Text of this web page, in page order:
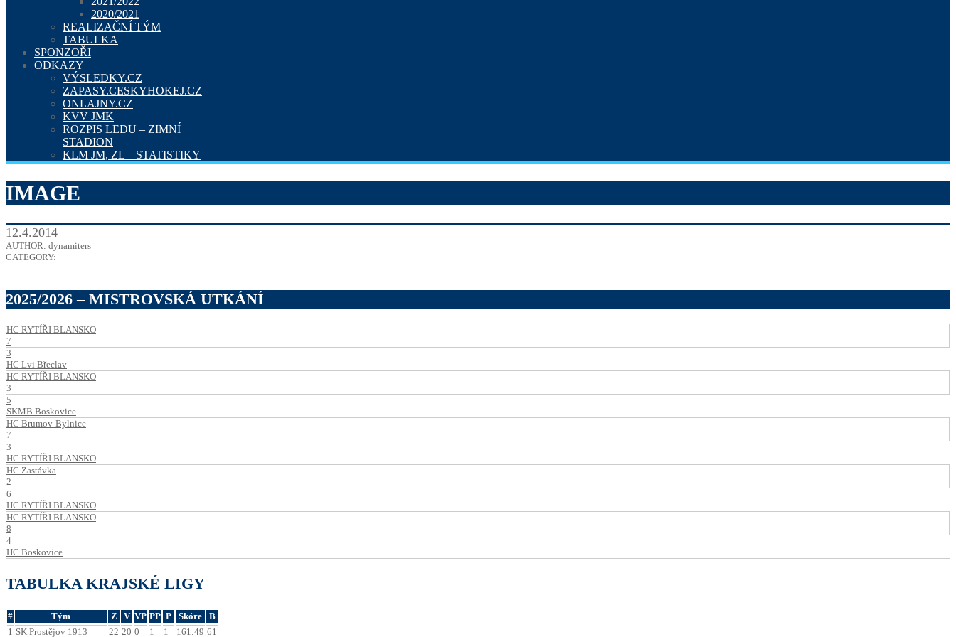
2020/2021
REALIZAČNÍ TÝM
TABULKA
SPONZOŘI
ODKAZY
VÝSLEDKY.CZ
ZAPASY.CESKYHOKEJ.CZ
ONLAJNY.CZ
KVV JMK
ROZPIS LEDU – ZIMNÍ
STADION
KLM JM, ZL – STATISTIKY
IMAGE
12.4.2014
AUTHOR: dynamiters
CATEGORY:
2025/2026 – MISTROVSKÁ UTKÁNÍ
HC RYTÍŘI BLANSKO
7
3
HC Lvi Břeclav
HC RYTÍŘI BLANSKO
3
5
SKMB Boskovice
HC Brumov-Bylnice
7
3
HC RYTÍŘI BLANSKO
HC Zastávka
2
6
HC RYTÍŘI BLANSKO
HC RYTÍŘI BLANSKO
8
4
HC Boskovice
TABULKA KRAJSKÉ LIGY
# Tým Z V VP PP P Skóre
B
1 SK Prostějov 1913 22 20 0 1 1 161:49 61